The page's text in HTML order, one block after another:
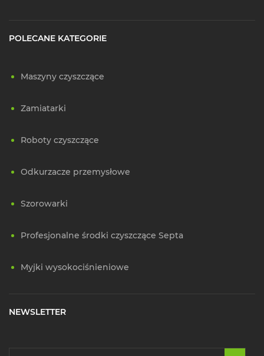
POLECANE KATEGORIE
Maszyny czyszczące
Zamiatarki
Roboty czyszczące
Odkurzacze przemysłowe
Szorowarki
Profesjonalne środki czyszczące Septa
Myjki wysokociśnieniowe
NEWSLETTER